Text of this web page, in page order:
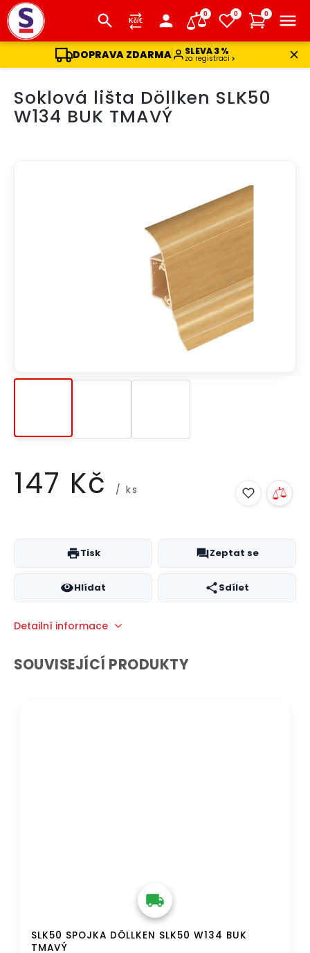
DOPRAVA ZDARMA SLEVA 3 %
za registraci
0 0 0
obsahSoklová lišta Döllken SLK50
W134 BUK TMAVÝ
147 Kč / ks
cena:
Tisk Zeptat se
Hlídat Sdílet
Detailní informace
SOUVISEJÍCÍ PRODUKTY
SLK50 SPOJKA DÖLLKEN SLK50 W134 BUK
TMAVÝ